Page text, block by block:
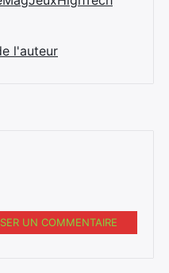
l'auteur
UN COMMENTAIRE